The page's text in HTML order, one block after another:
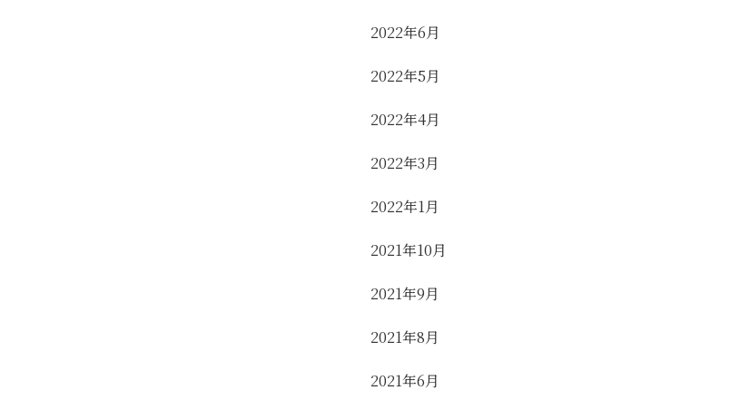
2022年6月
2022年5月
2022年4月
2022年3月
2022年1月
2021年10月
2021年9月
2021年8月
2021年6月